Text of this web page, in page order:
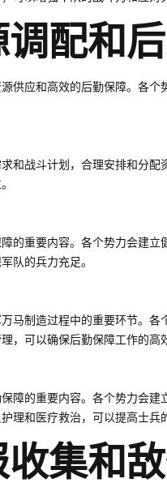
调配和
供应和高效的后勤保障。各
和战斗计划，合理安排和分
的重要内容。各个势力会建
队的兵力充足。
马制造过程中的重要环节。
，可以确保后勤保障工作的高
障的重要内容。各个势力会
理和医疗救治，可以提高士兵
集和